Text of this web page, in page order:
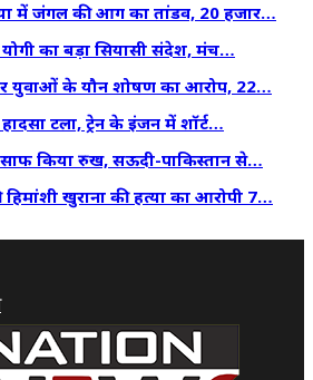
में जंगल की आग का तांडव, 20 हजार…
योगी का बड़ा सियासी संदेश, मंच…
और युवाओं के यौन शोषण का आरोप, 22…
टला, ट्रेन के इंजन में शॉर्ट…
साफ किया रुख, सऊदी-पाकिस्तान से…
हिमांशी खुराना की हत्या का आरोपी 7…